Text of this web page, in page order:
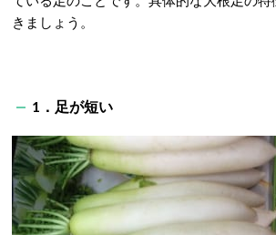
きましょう。
1．足が短い